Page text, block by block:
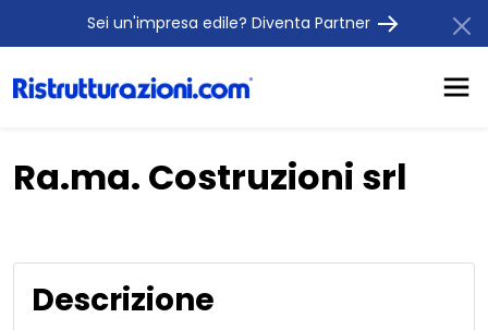
Sei un'impresa edile? Diventa Partner
Ra.ma. Costruzioni srl
Descrizione